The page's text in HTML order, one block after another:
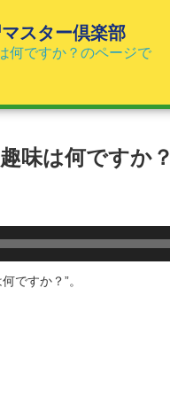
スター倶楽部
何ですか？のページで
味は何ですか？
ですか？”。